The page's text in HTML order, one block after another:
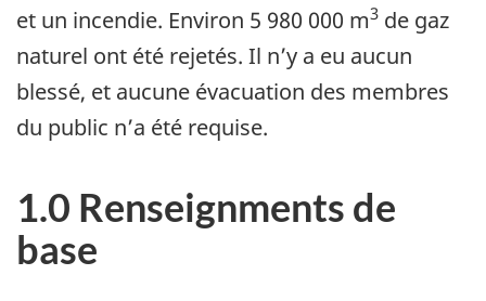
et un incendie. Environ 5 980 000 m3 de gaz
naturel ont été rejetés. Il n’y a eu aucun
blessé, et aucune évacuation des membres
du public n’a été requise.
1.0 Renseignments de
base